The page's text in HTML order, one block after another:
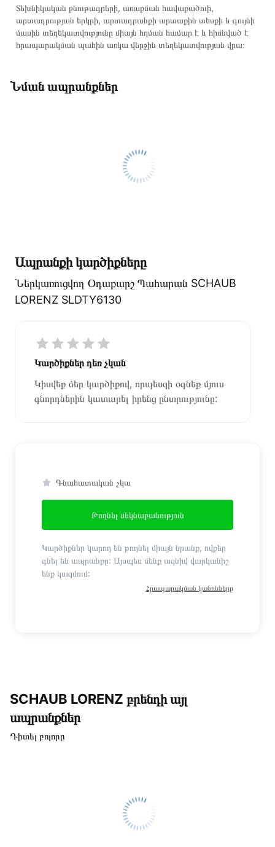
Տեխնիկական բնութագրերի, առաքման հավաքածուի,
արտադրության երկրի, արտադրանքի արտաքին տեսքի և գույնի
մասին տեղեկատվությունը միայն հղման համար է և հիմնված է
հրապարակման պահին առկա վերջին տեղեկատվության վրա։
Նման ապրանքներ
Ապրանքի կարծիքները
Ներկառուցվող Օդաքարշ Պահարան SCHAUB
LORENZ SLDTY6130
Կարծիքներ դեռ չկան
Կիսվեք ձեր կարծիքով, որպեսզի օգնեք մյուս
գնորդներին կատարել իրենց ընտրությունը:
Գնահատական չկա
Թողնել մեկնաբանություն
Կարծիքներ կարող են թողնել միայն նրանք, ովքեր
գնել են ապրանքը: Այսպես մենք ազնիվ վարկանիշ
ենք կազմում:
Հրապարակման կանոնները
SCHAUB LORENZ բրենդի այլ
ապրանքներ
Դիտել բոլորը